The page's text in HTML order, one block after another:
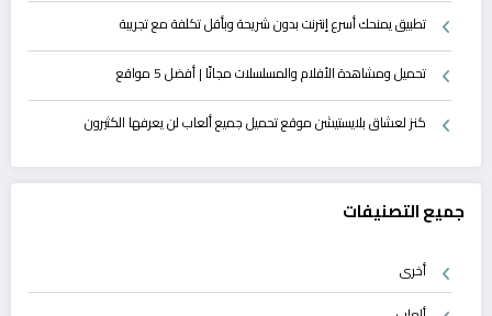
تطبيق يمنحك أسرع إنترنت بدون شريحة وبأقل تكلفة مع تجريبة
تحميل ومشاهدة الأفلام والمسلسلات مجانًا | أفضل 5 مواقع
كنز لعشاق بلايستيشن موقع تحميل جميع ألعاب لن يعرفها الكثيرون
جميع التصنيفات
أخرى